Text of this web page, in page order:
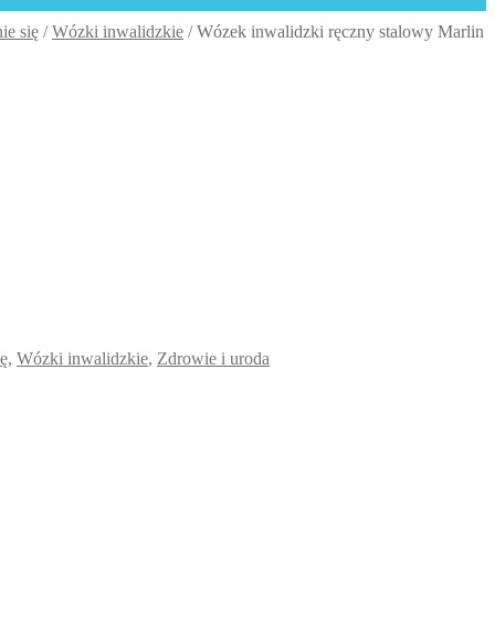
się /Wózki inwalidzkie /Wózek inwalidzki ręczny stalowy Marlin
, Wózki inwalidzkie, Zdrowie i uroda